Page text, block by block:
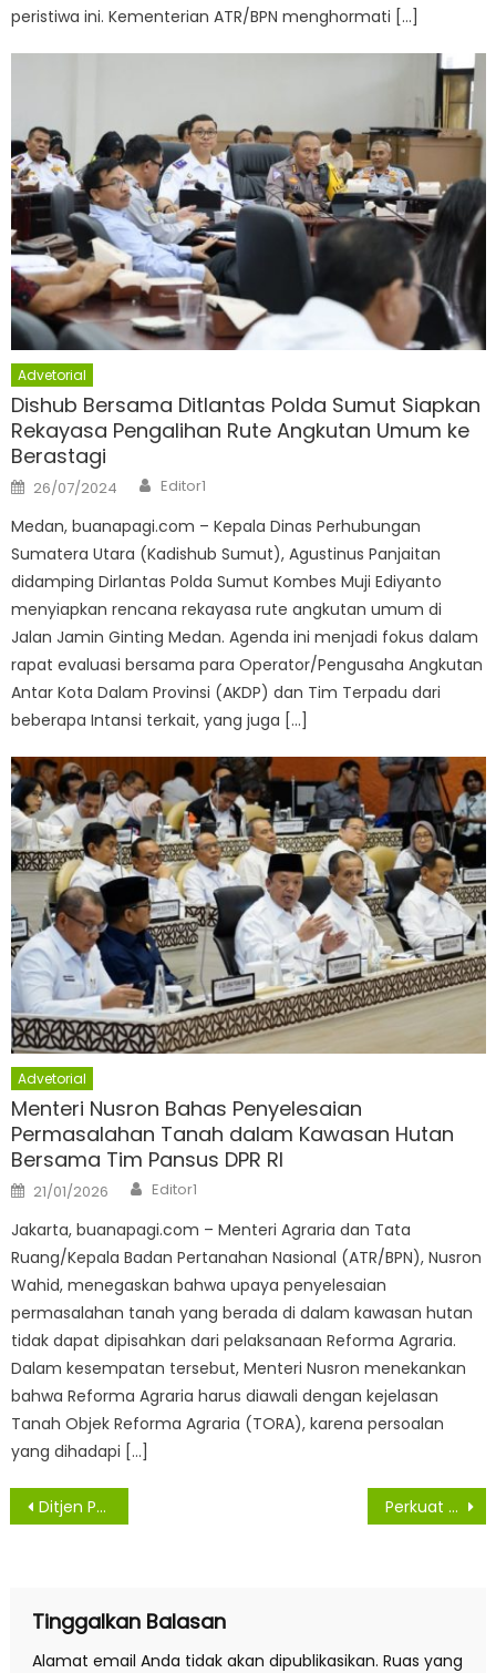
peristiwa ini. Kementerian ATR/BPN menghormati […]
Advetorial
Dishub Bersama Ditlantas Polda Sumut Siapkan
Rekayasa Pengalihan Rute Angkutan Umum ke
Berastagi
Posted
on
26/07/2024 Author
Editor1
Medan, buanapagi.com – Kepala Dinas Perhubungan
Sumatera Utara (Kadishub Sumut), Agustinus Panjaitan
didamping Dirlantas Polda Sumut Kombes Muji Ediyanto
menyiapkan rencana rekayasa rute angkutan umum di
Jalan Jamin Ginting Medan. Agenda ini menjadi fokus dalam
rapat evaluasi bersama para Operator/Pengusaha Angkutan
Antar Kota Dalam Provinsi (AKDP) dan Tim Terpadu dari
beberapa Intansi terkait, yang juga […]
Advetorial
Menteri Nusron Bahas Penyelesaian
Permasalahan Tanah dalam Kawasan Hutan
Bersama Tim Pansus DPR RI
Posted
on
21/01/2026 Author
Editor1
​Jakarta, buanapagi.com – Menteri Agraria dan Tata
Ruang/Kepala Badan Pertanahan Nasional (ATR/BPN), Nusron
Wahid, menegaskan bahwa upaya penyelesaian
permasalahan tanah yang berada di dalam kawasan hutan
tidak dapat dipisahkan dari pelaksanaan Reforma Agraria.
Dalam kesempatan tersebut, Menteri Nusron menekankan
bahwa Reforma Agraria harus diawali dengan kejelasan
Tanah Objek Reforma Agraria (TORA), karena persoalan
yang dihadapi […]
Navigasi
Ditjen PPTR Kawal Penetapan LP2B untuk Penguatan Ketahanan Pangan Perkuat Kinerja Organisasi, OJK Lantik Sejumlah Pejabat Strategis
Tinggalkan Balasan
Alamat email Anda tidak akan dipublikasikan. Ruas yang